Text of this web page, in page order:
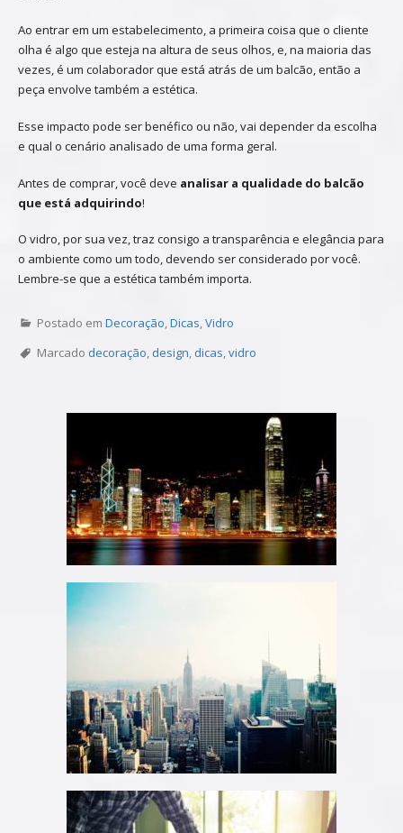
Ao entrar em um estabelecimento, a primeira coisa que o cliente
olha é algo que esteja na altura de seus olhos, e, na maioria das
vezes, é um colaborador que está atrás de um balcão, então a
peça envolve também a estética.
Esse impacto pode ser benéfico ou não, vai depender da escolha
e qual o cenário analisado de uma forma geral.
Antes de comprar, você deve analisar a qualidade do balcão
que está adquirindo!
O vidro, por sua vez, traz consigo a transparência e elegância para
o ambiente como um todo, devendo ser considerado por você.
Lembre-se que a estética também importa.
Postado em Decoração,Dicas,Vidro
Marcado decoração, design, dicas,vidro